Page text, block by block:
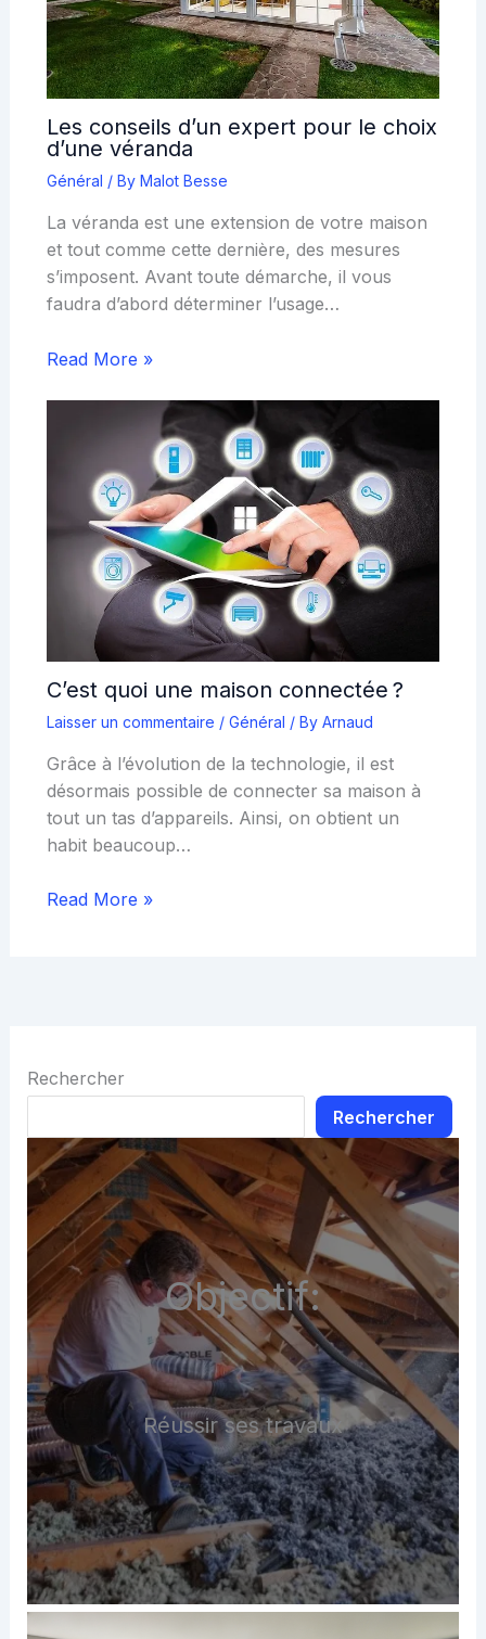
Les conseils d’un expert pour le choix
d’une véranda
Général / By Malot Besse
La véranda est une extension de votre maison
et tout comme cette dernière, des mesures
s’imposent. Avant toute démarche, il vous
faudra d’abord déterminer l’usage…
Read More »
C’est quoi une maison connectée ?
Laisser un commentaire / Général / By Arnaud
Grâce à l’évolution de la technologie, il est
désormais possible de connecter sa maison à
tout un tas d’appareils. Ainsi, on obtient un
habit beaucoup…
Read More »
Rechercher
Rechercher
Objectif:
Réussir ses travaux